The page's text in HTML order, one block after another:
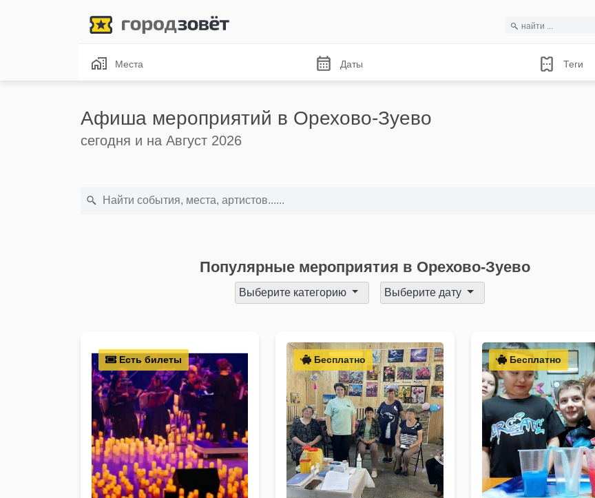
Места Даты Теги
Афиша мероприятий в Орехово-Зуево
сегодня и на Август 2026
Популярные мероприятия в Орехово-Зуево
Выберите категорию Выберите дату
Есть билеты Бесплатно Бесплатно